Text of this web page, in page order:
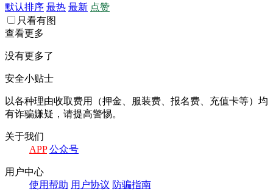
默认排序 最热 最新 点赞
只看有图
查看更多
没有更多了
安全小贴士
以各种理由收取费⽤（押⾦、服装费、报名费、充值卡等）均
有诈骗嫌疑，请提⾼警惕。
关于我们
APP 公众号
⽤户中⼼
使⽤帮助 ⽤户协议 防骗指南